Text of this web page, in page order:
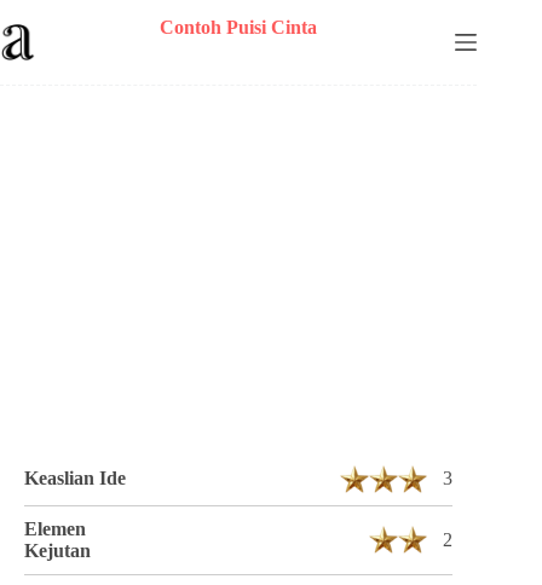
to
content
Contoh Puisi Cinta
Keaslian Ide 3
Elemen
Kejutan
2